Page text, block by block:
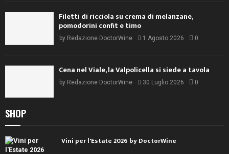
Filetti di ricciola su crema di melanzane,
pomodorini confit e timo
by Redazione DoctorWine 1 Agosto 2026 0
Cena nel Viale, la Valpolicella si siede a tavola
by Redazione DoctorWine 30 Luglio 2026 0
SHOP
Vini per l'Estate 2026 by DoctorWine